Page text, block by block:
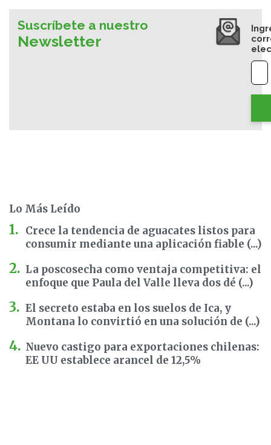
Suscríbete a nuestro
Newsletter
Lo Más Leído
Crece la tendencia de aguacates listos para
consumir mediante una aplicación fiable (...)
La poscosecha como ventaja competitiva: el
enfoque que Paula del Valle lleva dos dé (...)
El secreto estaba en los suelos de Ica, y
Montana lo convirtió en una solución de (...)
Nuevo castigo para exportaciones chilenas:
EE UU establece arancel de 12,5%